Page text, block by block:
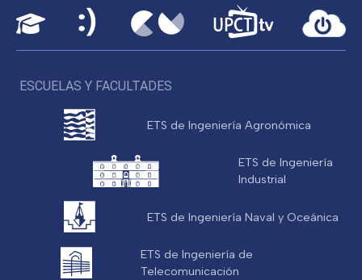
ESCUELAS Y FACULTADES
ETS de Ingeniería Agronómica
ETS de Ingeniería
Industrial
ETS de Ingeniería Naval y Oceánica
ETS de Ingeniería de
Telecomunicación